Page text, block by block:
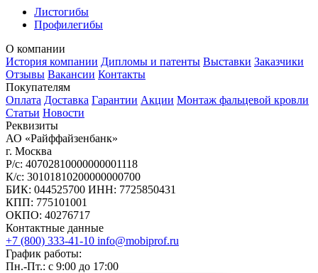
Листогибы
Профилегибы
О компании
История компании Дипломы и патенты Выставки Заказчики
Отзывы Вакансии Контакты
Покупателям
Оплата Доставка Гарантии Акции Монтаж фальцевой кровли
Статьи Новости
Реквизиты
АО «Райффайзенбанк»
г. Москва
Р/с: 40702810000000001118
К/с: 30101810200000000700
БИК: 044525700 ИНН: 7725850431
КПП: 775101001
ОКПО: 40276717
Контактные данные
+7 (800) 333-41-10 info@mobiprof.ru
График работы:
Пн.-Пт.: с 9:00 до 17:00